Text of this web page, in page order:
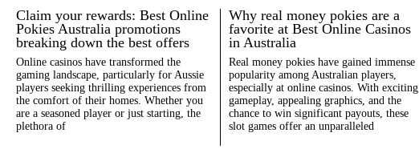
Claim your rewards: Best Online
Pokies Australia promotions
breaking down the best offers
Online casinos have transformed the
gaming landscape, particularly for Aussie
players seeking thrilling experiences from
the comfort of their homes. Whether you
are a seasoned player or just starting, the
plethora of
Why real money pokies are a
favorite at Best Online Casinos
in Australia
Real money pokies have gained immense
popularity among Australian players,
especially at online casinos. With exciting
gameplay, appealing graphics, and the
chance to win significant payouts, these
slot games offer an unparalleled